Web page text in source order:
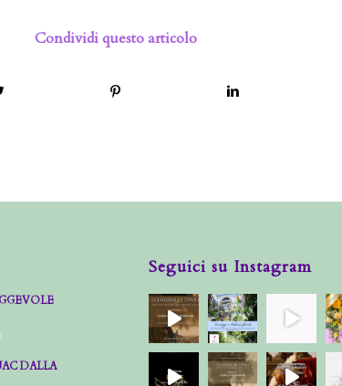
Condividi questo articolo
DALLA
Seguici su Instagram